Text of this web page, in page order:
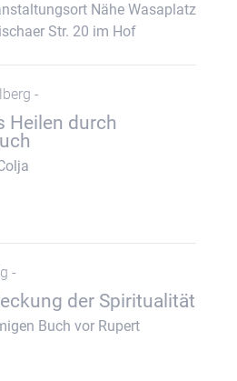
Nähe Wasaplatz
Str. 20 im Hof
-
Heilen durch
-
der Spiritualität
Buch vor Rupert